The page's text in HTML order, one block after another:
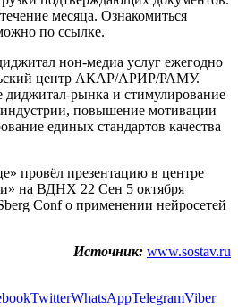
месяца. Ознакомиться
по ссылке.
нон-медиа услуг ежегодно
центр АКАР/АРИР/РАМУ.
диджитал-рынка и стимулирование
повышение мотивации
единых стандартов качества
провёл презентацию в центре
на ВДНХ 22 Сен 5 октября
Conf о применении нейросетей
Источник: www.sostav.ru
TwitterWhatsAppTelegramViber